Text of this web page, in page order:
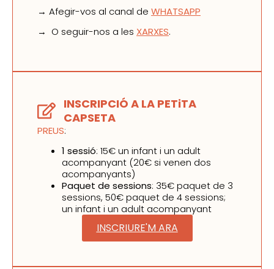
→ Afegir-vos al canal de WHATSAPP
→ O seguir-nos a les XARXES.
INSCRIPCIÓ A LA PETiTA
CAPSETA
PREUS:
1 sessió: 15€ un infant i un adult
acompanyant (20€ si venen dos
acompanyants)
Paquet de sessions: 35€ paquet de 3
sessions, 50€ paquet de 4 sessions;
un infant i un adult acompanyant
INSCRIURE'M ARA